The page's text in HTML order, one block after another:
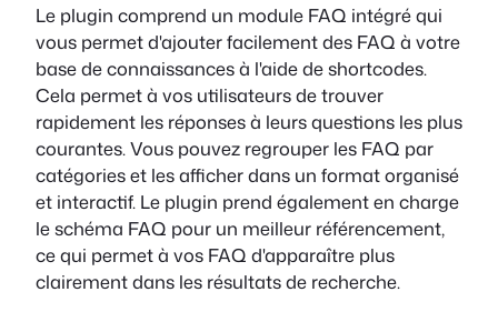
Le plugin comprend un module FAQ intégré qui
vous permet d'ajouter facilement des FAQ à votre
base de connaissances à l'aide de shortcodes.
Cela permet à vos utilisateurs de trouver
rapidement les réponses à leurs questions les plus
courantes. Vous pouvez regrouper les FAQ par
catégories et les afficher dans un format organisé
et interactif. Le plugin prend également en charge
le schéma FAQ pour un meilleur référencement,
ce qui permet à vos FAQ d'apparaître plus
clairement dans les résultats de recherche.